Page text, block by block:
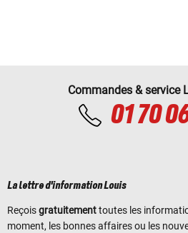
Commandes & service
01 70
La lettre d'information Louis
Reçoisgratuitementtoutes les
moment, les bonnes affaires ou les